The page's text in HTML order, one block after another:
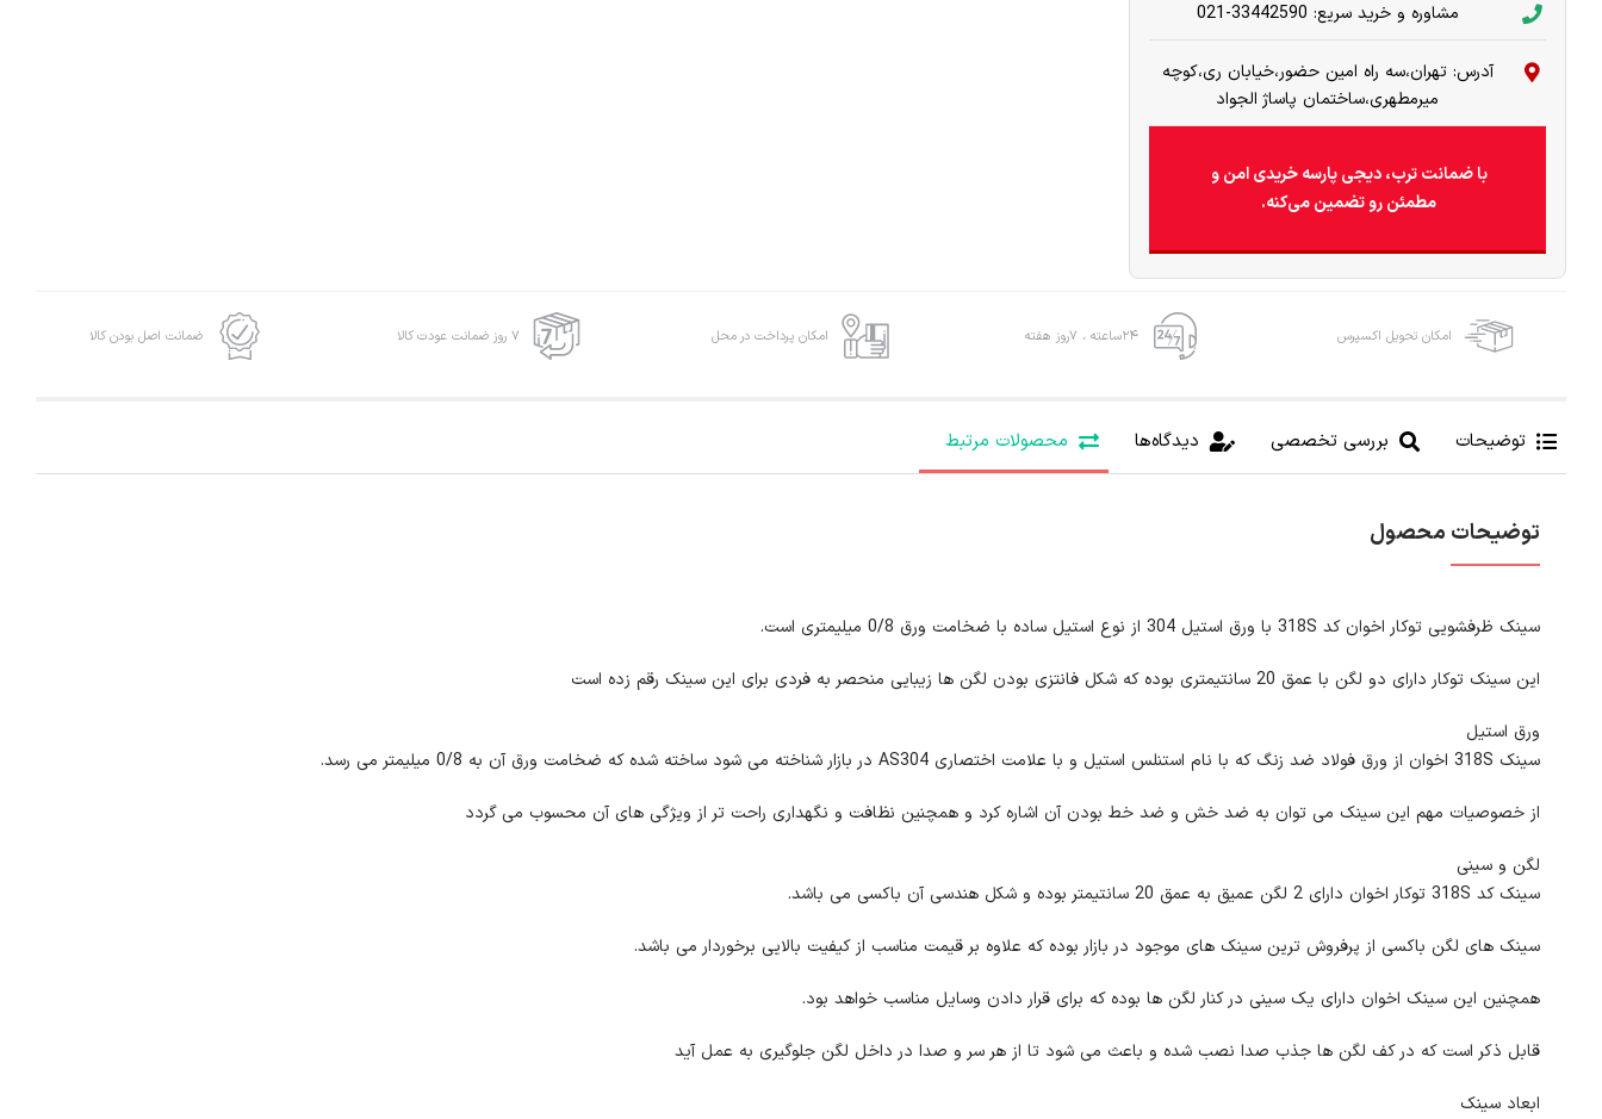
مشاوره و خرید سریع: 33442590-021
آدرس: تهران،سه راه امین حضور،خیابان ری،کوچه
میرمطهری،ساختمان پاساژ الجواد
با ضمانت ترب، دیجی پارسه خریدی امن و
مطمئن رو تضمین می‌کنه.
امکان تحویل اکسپرس ۲۴ساعته ، ۷روز هفته امکان پرداخت در محل ۷ روز ضمانت عودت کالا ضمانت اصل بودن کالا
توضیحات بررسی تخصصی دیدگاه‌ها محصولات مرتبط
توضیحات محصول
سینک ظرفشویی توکار اخوان کد 318S با ورق استیل 304 از نوع استیل ساده با ضخامت ورق 0/8 میلیمتری است.
این سینک توکار دارای دو لگن با عمق 20 سانتیمتری بوده که شکل فانتزی بودن لگن ها زیبایی منحصر به فردی برای این سینک رقم زده است
ورق استیل
سینک 318S اخوان از ورق فولاد ضد زنگ که با نام استنلس استیل و با علامت اختصاری AS304 در بازار شناخته می شود ساخته شده که ضخامت ورق آن به 0/8 میلیمتر می رسد.
از خصوصیات مهم این سینک می توان به ضد خش و ضد خط بودن آن اشاره کرد و همچنین نظافت و نگهداری راحت تر از ویژگی های آن محسوب می گردد
لگن و سینی
سینک کد 318S توکار اخوان دارای 2 لگن عمیق به عمق 20 سانتیمتر بوده و شکل هندسی آن باکسی می باشد.
سینک های لگن باکسی از پرفروش ترین سینک های موجود در بازار بوده که علاوه بر قیمت مناسب از کیفیت بالایی برخوردار می باشد.
همچنین این سینک اخوان دارای یک سینی در کنار لگن ها بوده که برای قرار دادن وسایل مناسب خواهد بود.
قابل ذکر است که در کف لگن ها جذب صدا نصب شده و باعث می شود تا از هر سر و صدا در داخل لگن جلوگیری به عمل آید
ابعاد سینک